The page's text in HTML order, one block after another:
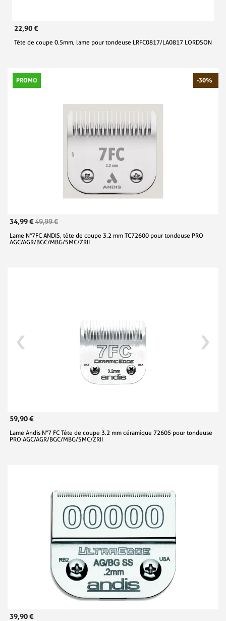
22,90 €
Tête de coupe 0.5mm, lame pour tondeuse LRFC0817/LA0817 LORDSON
PROMO -30%
34,99 €49,99 €
Lame N°7FC ANDIS, tête de coupe 3.2 mm TC72600 pour tondeuse PRO
AGC/AGR/BGC/MBG/SMC/ZRII
59,90 €
Lame Andis N°7 FC Tête de coupe 3.2 mm céramique 72605 pour tondeuse
PRO AGC/AGR/BGC/MBG/SMC/ZRII
39,90 €